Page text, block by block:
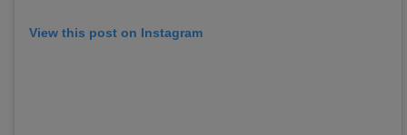
View this post on Instagram